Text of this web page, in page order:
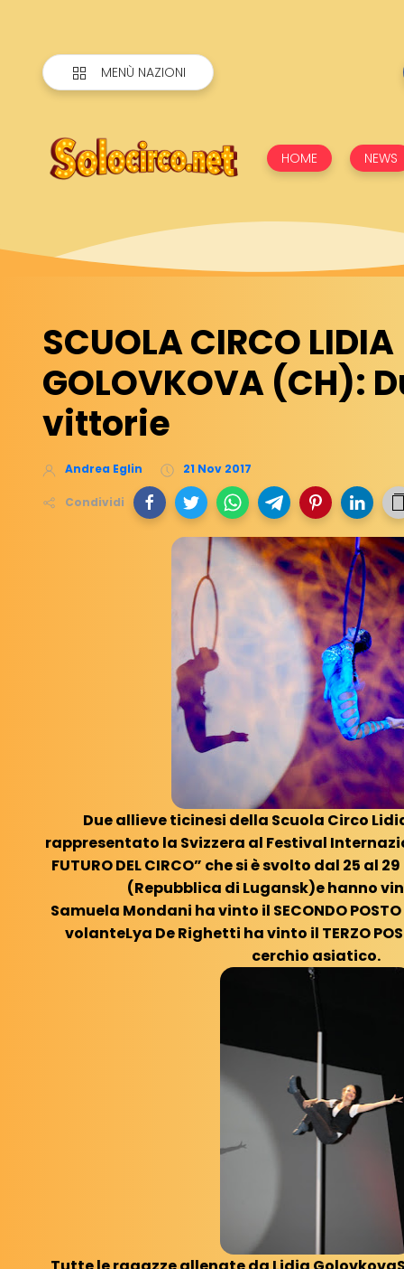
MENÙ NAZIONI
HOME NEWS
SCUOLA CIRCO LIDIA
GOLOVKOVA (CH):
vittorie
Andrea Eglin 21 Nov 2017
Condividi
Due allieve ticinesi della Scuola Circo
rappresentato la Svizzera al Festival
FUTURO DEL CIRCO” che si è svolto dal 25 al
(Repubblica di Lugansk)e hanno
Samuela Mondani ha vinto il SECONDO
volanteLya De Righetti ha vinto il TERZO
cerchio asiatico.